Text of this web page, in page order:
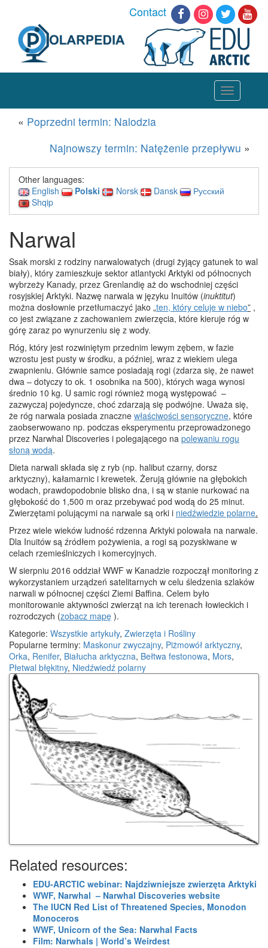
Contact
Toggle
navigation
« Poprzedni termin: Nalodzia
Najnowszy termin: Natężenie przepływu »
Other languages:
English
Polski Norsk Dansk
Русский
Shqip
Narwal
Ssak morski z rodziny narwalowatych (drugi żyjący gatunek to wal
biały), który zamieszkuje sektor atlantycki Arktyki od północnych
wybrzeży Kanady, przez Grenlandię aż do wschodniej części
rosyjskiej Arktyki. Nazwę narwala w języku Inuitów (inuktitut)
można dosłownie przetłumaczyć jako „ten, który celuje w niebo” ,
co jest związane z zachowaniem zwierzęcia, które kieruje róg w
górę zaraz po wynurzeniu się z wody.
Róg, który jest rozwiniętym przednim lewym zębem, w fazie
wzrostu jest pusty w środku, a później, wraz z wiekiem ulega
zwapnieniu. Głównie samce posiadają rogi (zdarza się, że nawet
dwa – dotyczy to ok. 1 osobnika na 500), których waga wynosi
średnio 10 kg. U samic rogi również mogą występować –
zazwyczaj pojedyncze, choć zdarzają się podwójne. Uważa się,
że róg narwala posiada znaczne właściwości sensoryczne, które
zaobserwowano np. podczas eksperymentu przeprowadzonego
przez Narwhal Discoveries i polegającego na polewaniu rogu
słoną wodą.
Dieta narwali składa się z ryb (np. halibut czarny, dorsz
arktyczny), kałamarnic i krewetek. Żerują głównie na głębokich
wodach, prawdopodobnie blisko dna, i są w stanie nurkować na
głębokość do 1,500 m oraz przebywać pod wodą do 25 minut.
Zwierzętami polującymi na narwale są orki i niedźwiedzie polarne.
Przez wiele wieków ludność rdzenna Arktyki polowała na narwale.
Dla Inuitów są źródłem pożywienia, a rogi są pozyskiwane w
celach rzemieślniczych i komercyjnych.
W sierpniu 2016 oddział WWF w Kanadzie rozpoczął monitoring z
wykorzystaniem urządzeń satelitarnych w celu śledzenia szlaków
narwali w północnej części Ziemi Baffina. Celem było
monitorowanie aktywności zwierząt na ich terenach łowieckich i
rozrodczych (zobacz mapę ).
Kategorie: Wszystkie artykuły, Zwierzęta i Rośliny
Popularne terminy: Maskonur zwyczajny, Piżmowół arktyczny,
Orka, Renifer, Białucha arktyczna, Bełtwa festonowa, Mors,
Płetwal błękitny, Niedźwiedź polarny
Related resources:
EDU-ARCTIC webinar: Najdziwniejsze zwierzęta Arktyki
WWF, Narwhal – Narwhal Discoveries website
The IUCN Red List of Threatened Species, Monodon
Monoceros
WWF, Unicorn of the Sea: Narwhal Facts
Film: Narwhals | World’s Weirdest